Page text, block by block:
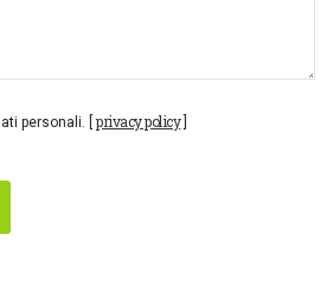
personali. [ privacy policy]